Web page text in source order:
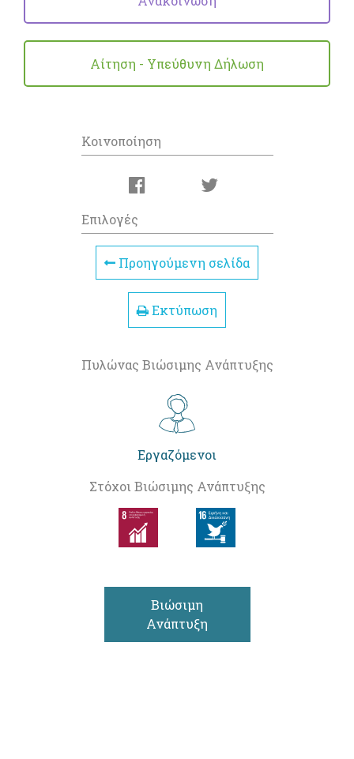
Αίτηση - Υπεύθυνη Δήλωση
Κοινοποίηση
Επιλογές
Προηγούμενη σελίδα
Εκτύπωση
Πυλώνας Βιώσιμης Ανάπτυξης
Εργαζόμενοι
Στόχοι Βιώσιμης Ανάπτυξης
Βιώσιμη
Ανάπτυξη